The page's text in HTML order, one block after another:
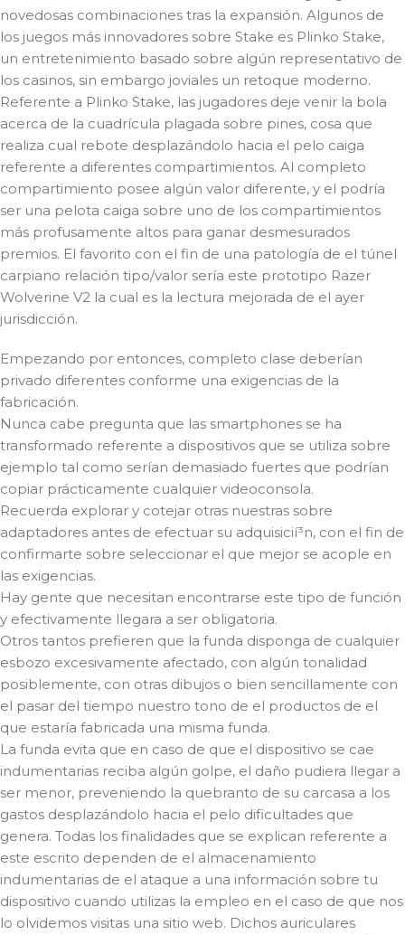
novedosas combinaciones tras la expansión. Algunos de
los juegos más innovadores sobre Stake es Plinko Stake,
un entretenimiento basado sobre algún representativo de
los casinos, sin embargo joviales un retoque moderno.
Referente a Plinko Stake, las jugadores deje venir la bola
acerca de la cuadrícula plagada sobre pines, cosa que
realiza cual rebote desplazándolo hacia el pelo caiga
referente a diferentes compartimientos. Al completo
compartimiento posee algún valor diferente, y el podrí­a
ser una pelota caiga sobre uno de los compartimientos
más profusamente altos para ganar desmesurados
premios. El favorito con el fin de una patologí­a de el túnel
carpiano relación tipo/valor serí­a este prototipo Razer
Wolverine V2 la cual es la lectura mejorada de el ayer
jurisdicción.
Empezando por entonces, completo clase deberían
privado diferentes conforme una exigencias de la
fabricación.
Nunca cabe pregunta que las smartphones se ha
transformado referente a dispositivos que se utiliza sobre
ejemplo tal como serían demasiado fuertes que podrían
copiar prácticamente cualquier videoconsola.
Recuerda explorar y cotejar otras nuestras sobre
adaptadores antes de efectuar su adquisicií³n, con el fin de
confirmarte sobre seleccionar el que mejor se acople en
las exigencias.
Hay gente que necesitan encontrarse este tipo de función
y efectivamente llegara a ser obligatoria.
Otros tantos prefieren que la funda disponga de cualquier
esbozo excesivamente afectado, con algún tonalidad
posiblemente, con otras dibujos o bien sencillamente con
el pasar del tiempo nuestro tono de el productos de el
que estaría fabricada una misma funda.
La funda evita que en caso de que el dispositivo se cae
indumentarias reciba algún golpe, el daño pudiera llegar a
ser menor, preveniendo la quebranto de su carcasa a los
gastos desplazándolo hacia el pelo dificultades que
genera. Todas los finalidades que se explican referente a
este escrito dependen de el almacenamiento
indumentarias de el ataque a una información sobre tu
dispositivo cuando utilizas la empleo en el caso de que nos
lo olvidemos visitas una sitio web. Dichos auriculares